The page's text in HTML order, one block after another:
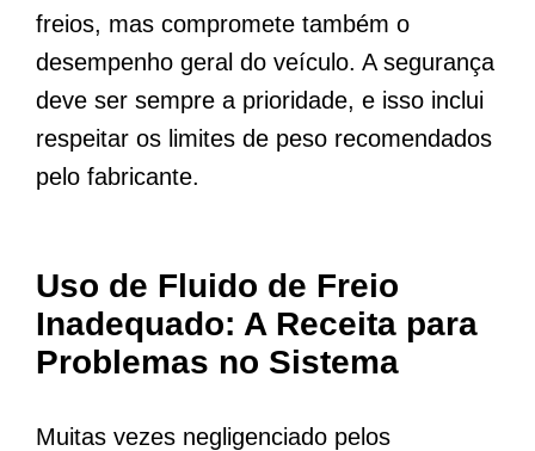
freios, mas compromete também o
desempenho geral do veículo. A segurança
deve ser sempre a prioridade, e isso inclui
respeitar os limites de peso recomendados
pelo fabricante.
Uso de Fluido de Freio
Inadequado: A Receita para
Problemas no Sistema
Muitas vezes negligenciado pelos